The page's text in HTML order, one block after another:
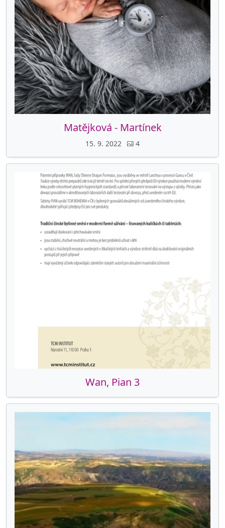
Matějková - Martínek
15. 9. 2022 4
Wan, Pian 3